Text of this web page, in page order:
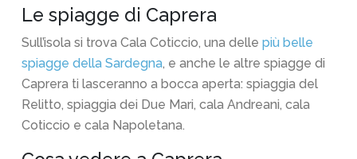
Le spiagge di Caprera
Sull’isola si trova Cala Coticcio, una delle più belle
spiagge della Sardegna, e anche le altre spiagge di
Caprera ti lasceranno a bocca aperta: spiaggia del
Relitto, spiaggia dei Due Mari, cala Andreani, cala
Coticcio e cala Napoletana.